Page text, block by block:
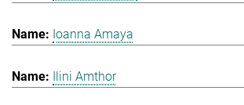
Ioanna Amaya
Ilini Amthor